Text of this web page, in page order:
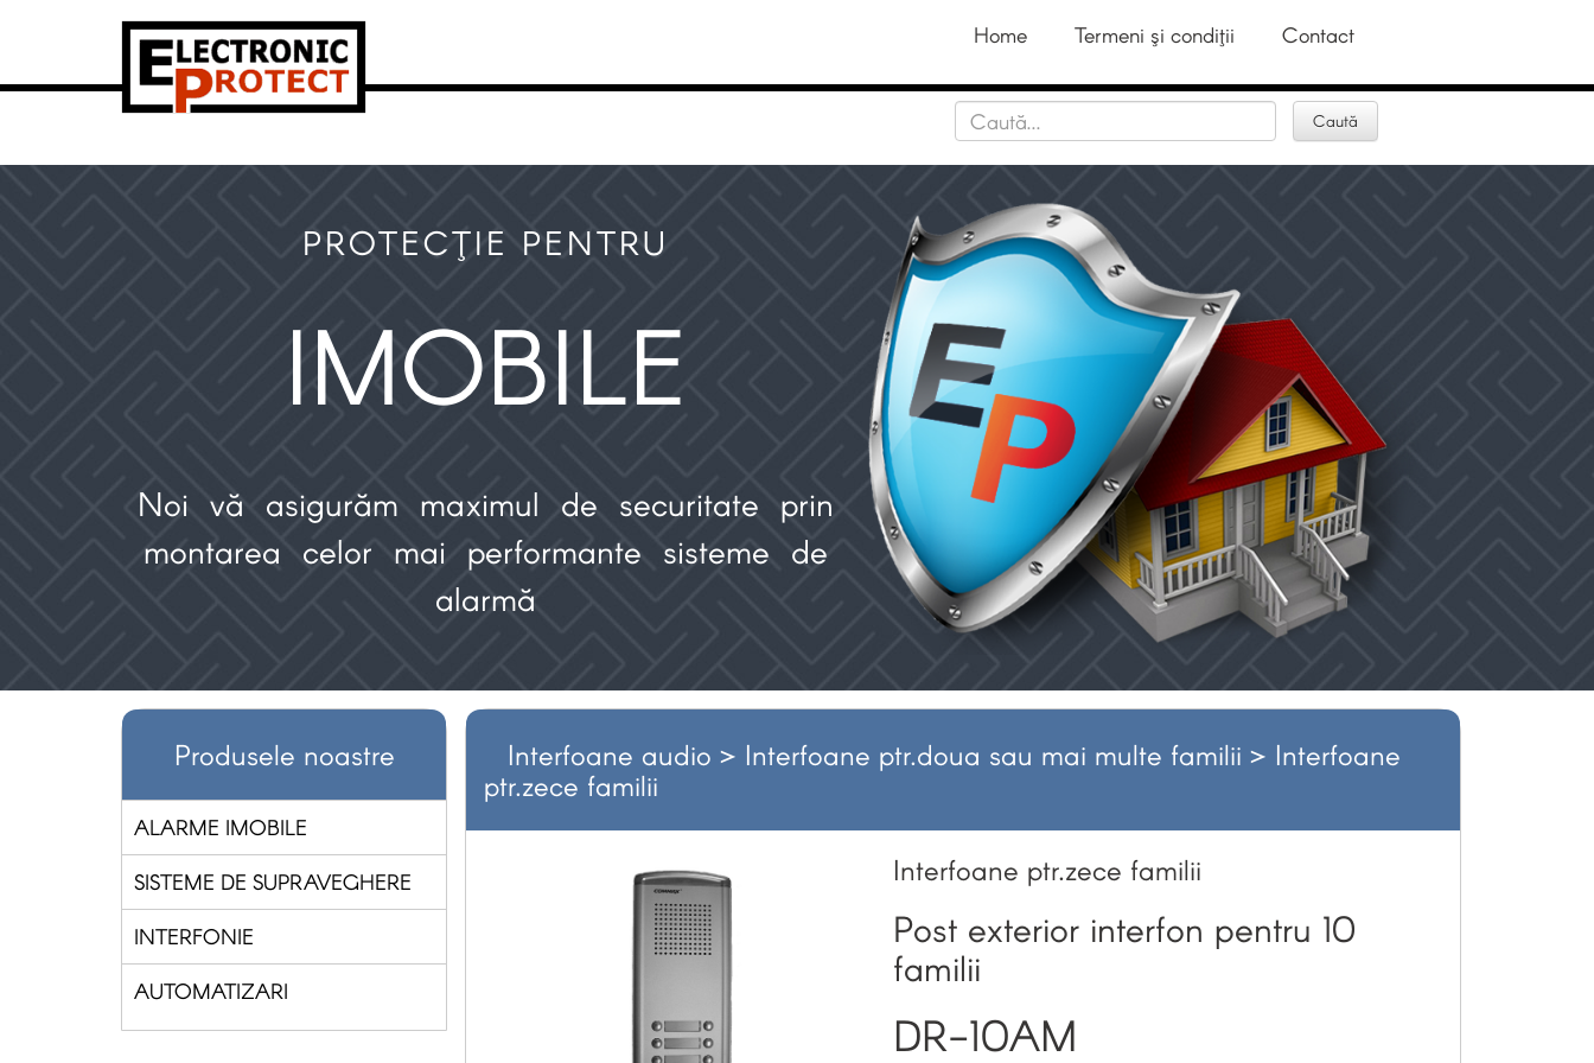
Home Termeni şi condiţii Contact
PROTECŢIE PENTRU
IMOBILE
Noi vă asigurăm maximul de securitate prin
montarea celor mai performante sisteme de
alarmă
Produsele noastre
ALARME IMOBILE
SISTEME DE SUPRAVEGHERE
INTERFONIE
AUTOMATIZARI
Interfoane audio > Interfoane ptr.doua sau mai multe familii > Interfoane
ptr.zece familii
Interfoane ptr.zece familii
Post exterior interfon pentru 10
familii
DR-10AM